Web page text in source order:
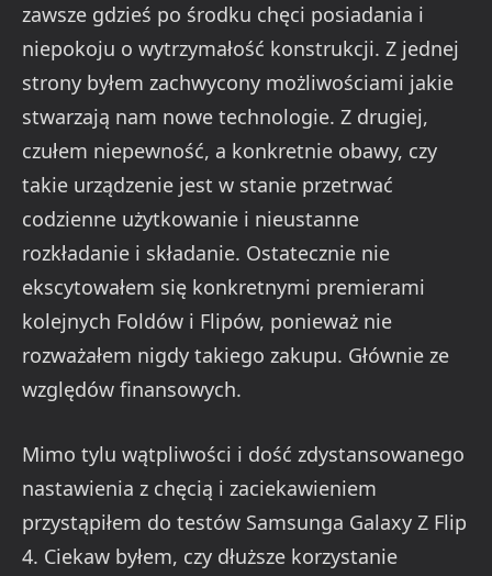
zawsze gdzieś po środku chęci posiadania i
niepokoju o wytrzymałość konstrukcji. Z jednej
strony byłem zachwycony możliwościami jakie
stwarzają nam nowe technologie. Z drugiej,
czułem niepewność, a konkretnie obawy, czy
takie urządzenie jest w stanie przetrwać
codzienne użytkowanie i nieustanne
rozkładanie i składanie. Ostatecznie nie
ekscytowałem się konkretnymi premierami
kolejnych Foldów i Flipów, ponieważ nie
rozważałem nigdy takiego zakupu. Głównie ze
względów finansowych.
Mimo tylu wątpliwości i dość zdystansowanego
nastawienia z chęcią i zaciekawieniem
przystąpiłem do testów Samsunga Galaxy Z Flip
4. Ciekaw byłem, czy dłuższe korzystanie